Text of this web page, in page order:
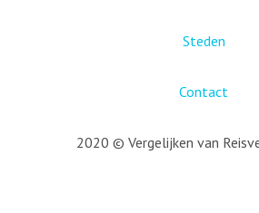
Steden
Contact
2020 © Vergelijken van